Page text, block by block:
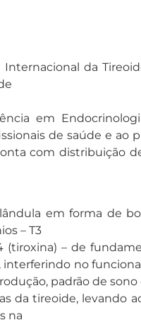
Internacional da
em
de saúde e ao
com distribuição
em forma de
– T3
(tiroxina) – de
no
padrão de
da tireoide, levando
na